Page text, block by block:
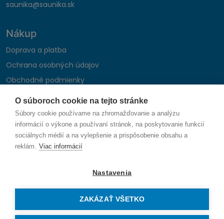
O súboroch cookie na tejto stránke
Súbory cookie používame na zhromažďovanie a analýzu
informácií o výkone a používaní stránok, na poskytovanie funkcií
sociálnych médií a na vylepšenie a prispôsobenie obsahu a
reklám. Viac informácií
Nastavenia
ZAKÁZAŤ VŠETKO
saunika@saunika.sk
Nákup
Doprava a platba
Ochrana osobných údajov
Obchodné podmienky
Reklamačný poriadok
Montáž autohifi
Formulár na odstúpenie od zmluvy
Sledujte nás
Vytvorené na mieru oddenva.sk